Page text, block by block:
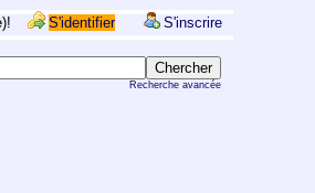
S'identifier S'inscrire
Recherche avancée